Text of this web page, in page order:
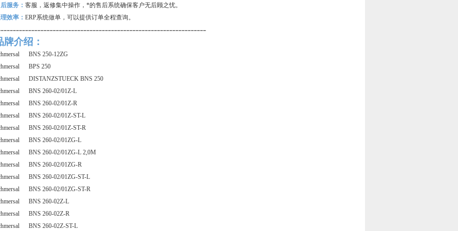
服务： 客服，返修集中操作，*的售后系统确保客户无后顾之忧。
效率： ERP系统做单，可以提供订单全程查询。
牌介绍：
BNS 250-12ZG
BPS 250
DISTANZSTUECK BNS 250
BNS 260-02/01Z-L
BNS 260-02/01Z-R
BNS 260-02/01Z-ST-L
BNS 260-02/01Z-ST-R
BNS 260-02/01ZG-L
BNS 260-02/01ZG-L 2,0M
BNS 260-02/01ZG-R
BNS 260-02/01ZG-ST-L
BNS 260-02/01ZG-ST-R
BNS 260-02Z-L
BNS 260-02Z-R
BNS 260-02Z-ST-L